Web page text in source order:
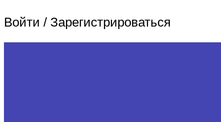
Войти / Зарегистрироваться